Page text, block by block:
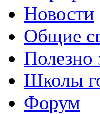
Новости
Общие
Полезно
Школы
Форум